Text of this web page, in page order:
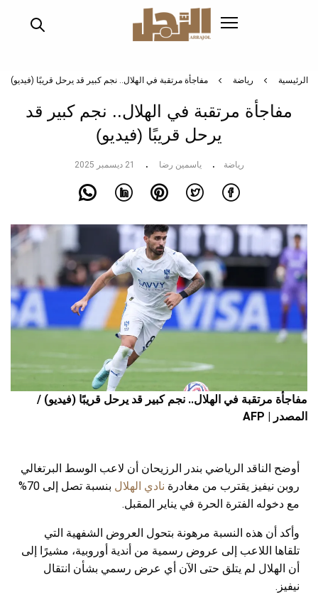
الرئيسية رياضة مفاجأة مرتقبة في الهلال.. نجم كبير قد يرحل قريبًا (فيديو)
مفاجأة مرتقبة في الهلال.. نجم كبير قد
يرحل قريبًا (فيديو)
رياضة ياسمين رضا 21 ديسمبر 2025
مفاجأة مرتقبة في الهلال.. نجم كبير قد يرحل قريبًا (فيديو) /
المصدر | AFP
أوضح الناقد الرياضي بندر الرزيحان أن لاعب الوسط البرتغالي
روبن نيفيز يقترب من مغادرة نادي الهلال
بنسبة تصل إلى 70%
مع دخوله الفترة الحرة في يناير المقبل.
وأكد أن هذه النسبة مرهونة بتحول العروض الشفهية التي
تلقاها اللاعب إلى عروض رسمية من أندية أوروبية، مشيرًا إلى
أن الهلال لم يتلق حتى الآن أي عرض رسمي بشأن انتقال
نيفيز.